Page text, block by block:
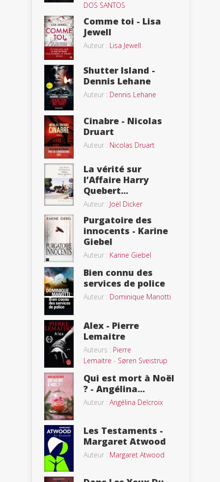
DOS SANTOS
Comme toi - Lisa
Jewell
Auteur : Lisa Jewell
Shutter Island -
Dennis Lehane
Auteur : Dennis Lehane
Cinabre - Nicolas
Druart
Auteur : Nicolas Druart
La vérité sur
l’Affaire Harry
Quebert...
Auteur : Joël Dicker
Purgatoire des
innocents - Karine
Giebel
Auteur : Karine Giebel
Bien connu des
services de police
Auteur : Dominique Manotti
Alex - Pierre
Lemaitre
Auteurs : Pierre
Lemaitre - Søren Sveistrup
Qui est mort à Noël
? - Angélina...
Auteur : Angélina Delcroix
Les Testaments -
Margaret Atwood
Auteur : Margaret Atwood